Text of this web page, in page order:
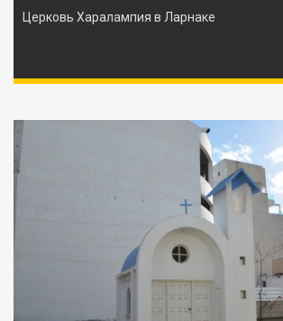
Церковь Харалампия в Ларнаке